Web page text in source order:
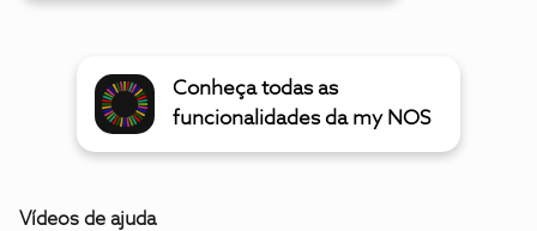
Conheça todas as
funcionalidades da my NOS
Vídeos de ajuda